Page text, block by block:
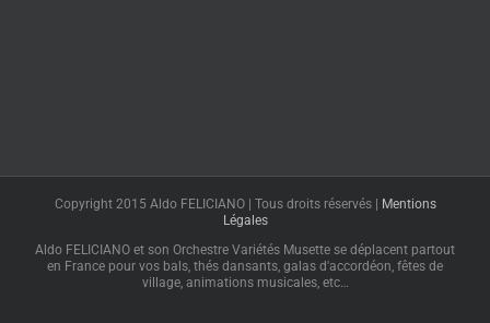
Copyright 2015 Aldo FELICIANO | Tous droits réservés |
Mentions
Légales
Aldo FELICIANO et son Orchestre Variétés Musette se déplacent partout
en France pour vos bals, thés dansants, galas d'accordéon, fêtes de
village, animations musicales, etc…